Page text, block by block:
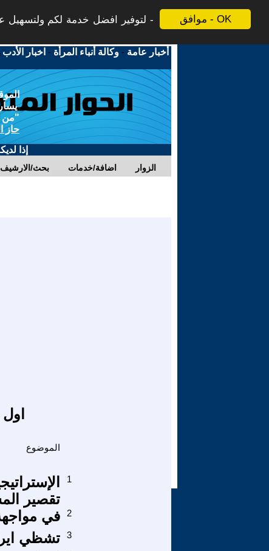
موافق - OK
لتوفير افضل خدمة لكم ولتسهيل
أخبار عامة -وكالة أنباء المرأة - اخبار
"من
حاز
إذا
بحث/الارشيف اضافة/خدمات الزوار
الموضوع
تقصير
1
في 2
تشظي 3